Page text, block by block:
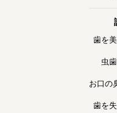
歯を
虫
お口の
歯を